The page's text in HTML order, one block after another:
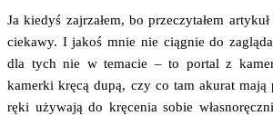
Ja kie­dyś zaj­rza­łem, bo prze­czy­ta­łem
cie­ka­wy. I jakoś mnie nie cią­gnie do
dla tych nie w tema­cie – to por­tal z
kamer­ki krę­cą dupą, czy co tam aku­rat
ręki uży­wa­ją do krę­ce­nia sobie